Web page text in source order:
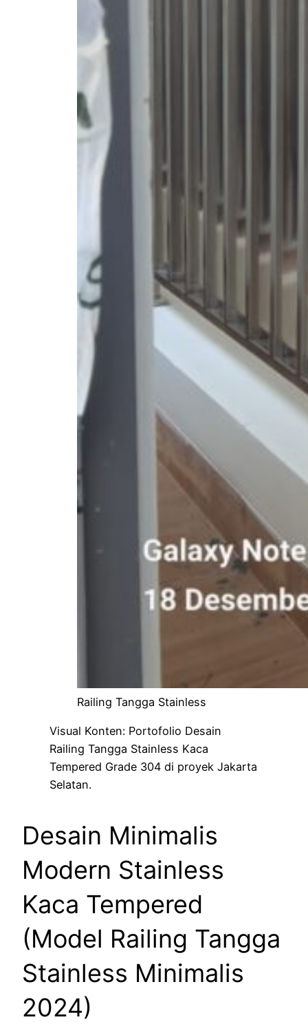
Railing Tangga Stainless
Visual Konten: Portofolio Desain
Railing Tangga Stainless Kaca
Tempered Grade 304 di proyek Jakarta
Selatan.
Desain Minimalis
Modern Stainless
Kaca Tempered
(Model Railing Tangga
Stainless Minimalis
2024)